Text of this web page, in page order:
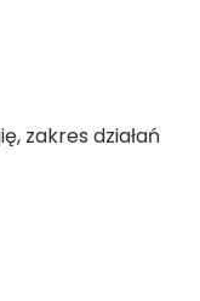
zakres działań